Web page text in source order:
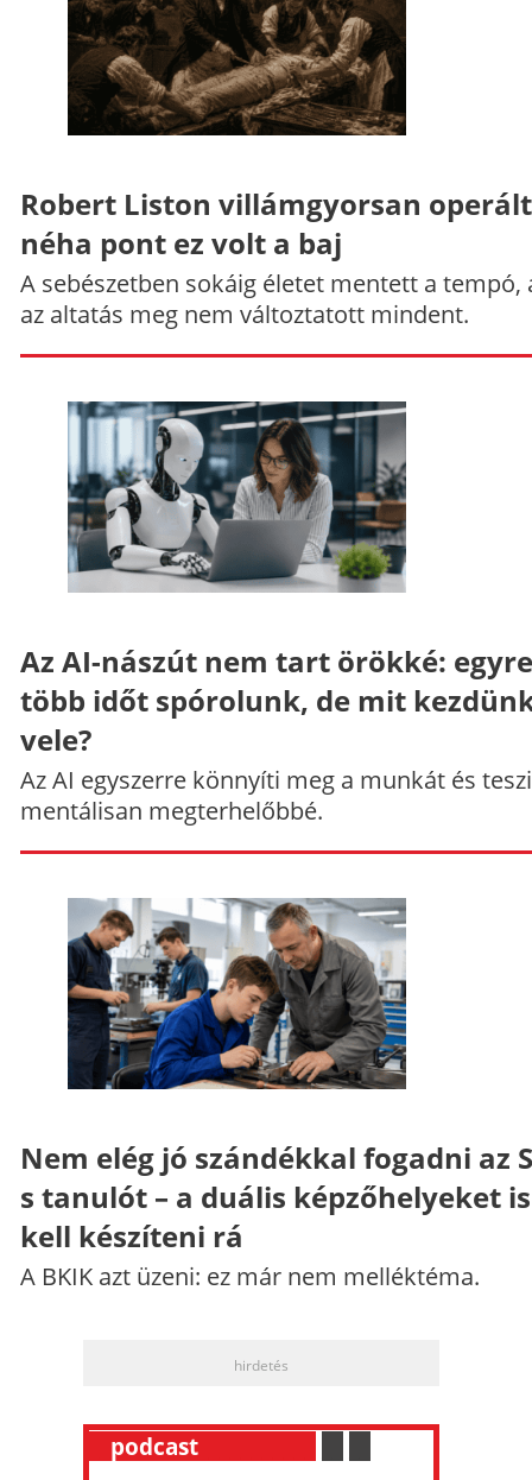
Robert Liston villámgyorsan
néha pont ez volt a baj
A sebészetben sokáig életet mentett a tempó,
az altatás meg nem változtatott mindent.
Az AI-nászút nem tart örökké: egyre
több időt spórolunk, de mit
vele?
Az AI egyszerre könnyíti meg a munkát és
mentálisan megterhelőbbé.
Nem elég jó szándékkal fogadni az
s tanulót – a duális képzőhelyeket
kell készíteni rá
A BKIK azt üzeni: ez már nem melléktéma.
hirdetés
podcast